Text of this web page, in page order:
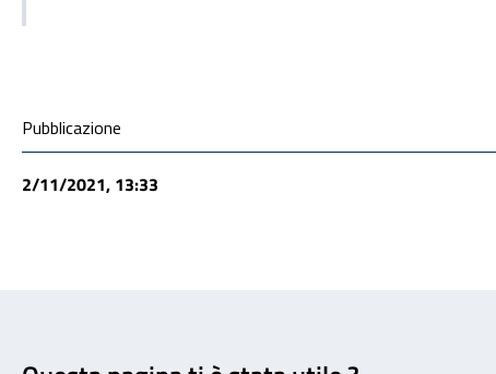
Condivisione social
Pubblicazione
2/11/2021, 13:33